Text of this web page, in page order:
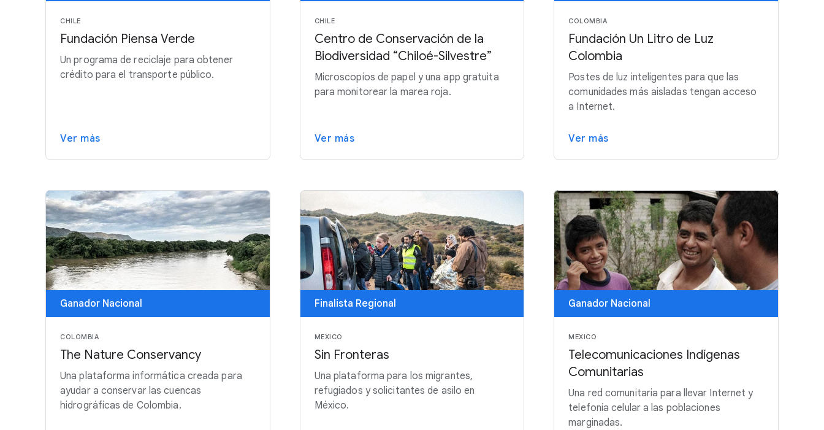
CHILE
Fundación Piensa Verde
Un programa de reciclaje para obtener
crédito para el transporte público.
Ver más
CHILE
Centro de Conservación de la
Biodiversidad “Chiloé-Silvestre”
Microscopios de papel y una app gratuita
para monitorear la marea roja.
Ver más
COLOMBIA
Fundación Un Litro de Luz
Colombia
Postes de luz inteligentes para que las
comunidades más aisladas tengan acceso
a Internet.
Ver más
Ganador Nacional
COLOMBIA
The Nature Conservancy
Una plataforma informática creada para
ayudar a conservar las cuencas
hidrográficas de Colombia.
Finalista Regional
MEXICO
Sin Fronteras
Una plataforma para los migrantes,
refugiados y solicitantes de asilo en
México.
Ganador Nacional
MEXICO
Telecomunicaciones Indígenas
Comunitarias
Una red comunitaria para llevar Internet y
telefonía celular a las poblaciones
marginadas.